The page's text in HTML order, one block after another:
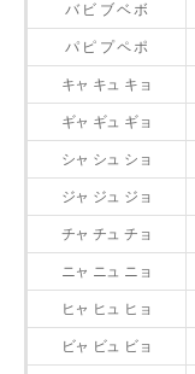
バ ビ ブ ベ ボ
パ ピ プ ペ ポ
キャ キュ キョ
ギャ ギュ ギョ
シャ シュ ショ
ジャ ジュ ジョ
チャ チュ チョ
ニャ ニュ ニョ
ヒャ ヒュ ヒョ
ビャ ビュ ビョ